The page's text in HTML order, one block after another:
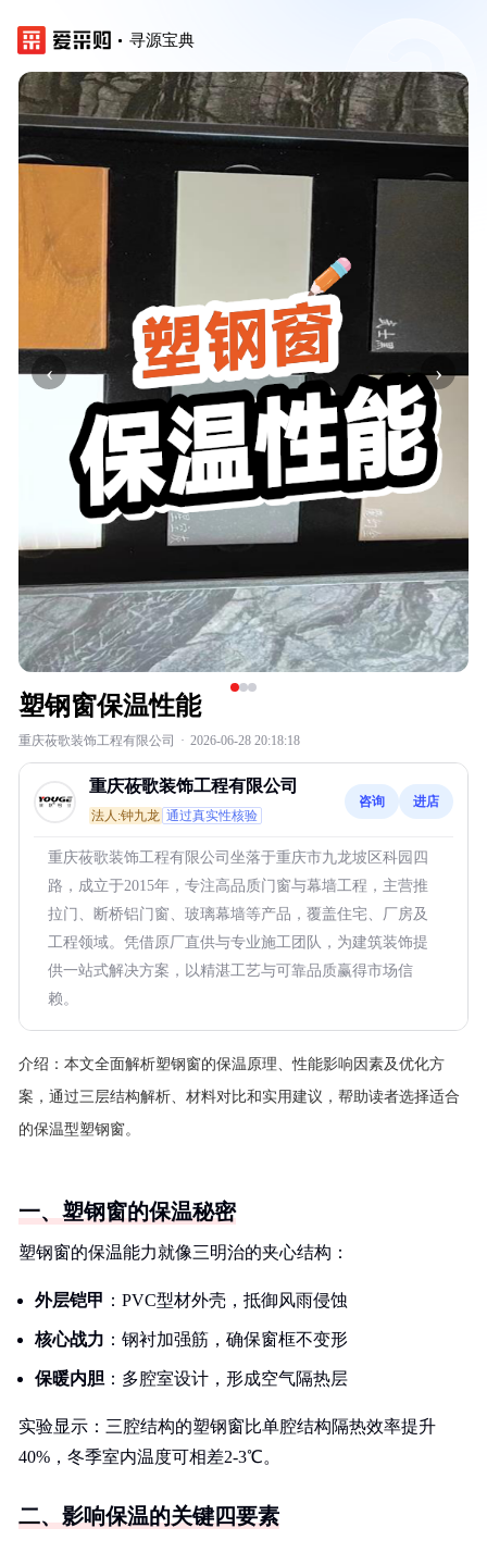
寻源宝典
‹ ›
塑钢窗保温性能
重庆莜歌装饰工程有限公司 · 2026-06-28 20:18:18
重庆莜歌装饰工程有限公司
法人:钟九龙 通过真实性核验
咨询 进店
重庆莜歌装饰工程有限公司坐落于重庆市九龙坡区科园四
路，成立于2015年，专注高品质门窗与幕墙工程，主营推
拉门、断桥铝门窗、玻璃幕墙等产品，覆盖住宅、厂房及
工程领域。凭借原厂直供与专业施工团队，为建筑装饰提
供一站式解决方案，以精湛工艺与可靠品质赢得市场信
赖。
介绍： 本文全面解析塑钢窗的保温原理、性能影响因素及优化方
案，通过三层结构解析、材料对比和实用建议，帮助读者选择适合
的保温型塑钢窗。
一、塑钢窗的保温秘密
塑钢窗的保温能力就像三明治的夹心结构：
外层铠甲 ：PVC型材外壳，抵御风雨侵蚀
核心战力 ：钢衬加强筋，确保窗框不变形
保暖内胆 ：多腔室设计，形成空气隔热层
实验显示：三腔结构的塑钢窗比单腔结构隔热效率提升
40%，冬季室内温度可相差2-3℃。
二、影响保温的关键四要素